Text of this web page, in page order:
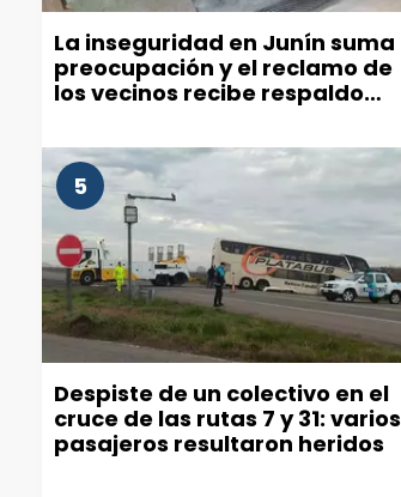
La inseguridad en Junín suma
preocupación y el reclamo de
los vecinos recibe respaldo
5
Despiste de un colectivo en el
cruce de las rutas 7 y 31: varios
pasajeros resultaron heridos